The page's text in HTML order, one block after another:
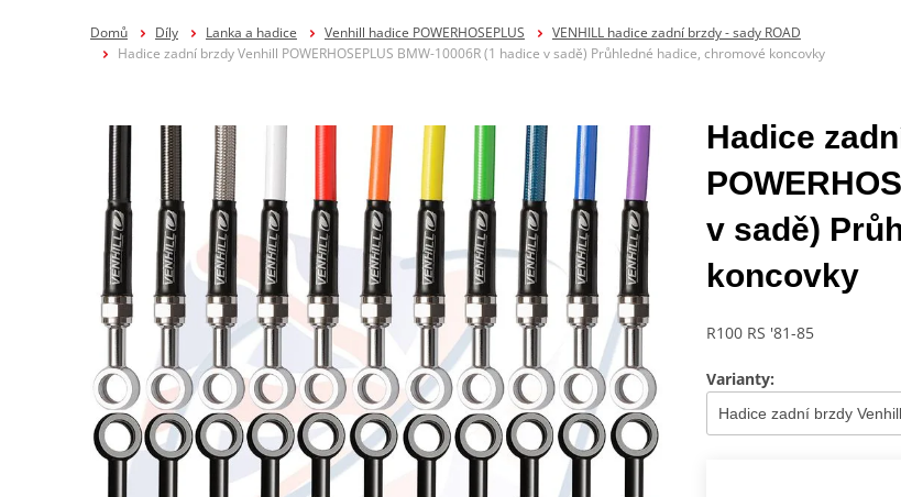
Domů Díly Lanka a hadice Venhill hadice POWERHOSEPLUS
VENHILL hadice zadní brzdy - sady ROAD
Hadice zadní brzdy Venhill POWERHOSEPLUS BMW-10006R (1 hadice v sadě) Průhledné hadice, chromové koncovky
Hadice
v sadě)
koncovky
R100 RS '81-85
Varianty: